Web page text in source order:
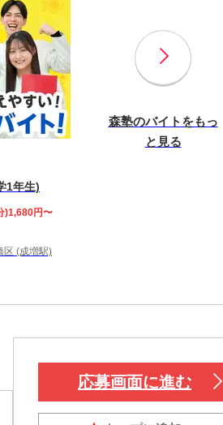
1年生)
)1,680円〜
区 (成増駅)
森塾のバイトをもっ
と見る
応募画面に進む